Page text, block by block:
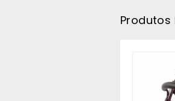
Produtos